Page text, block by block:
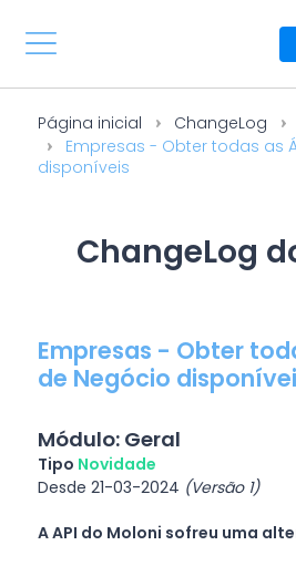
Página inicial ChangeLog
Empresas - Obter todas as
disponíveis
ChangeLog
Empresas - Obter
de Negócio
Módulo: Geral
Tipo Novidade
Desde 21-03-2024 (Versão 1)
A API do Moloni sofreu uma